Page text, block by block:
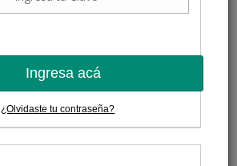
Ingresa acá
¿Olvidaste tu contraseña?